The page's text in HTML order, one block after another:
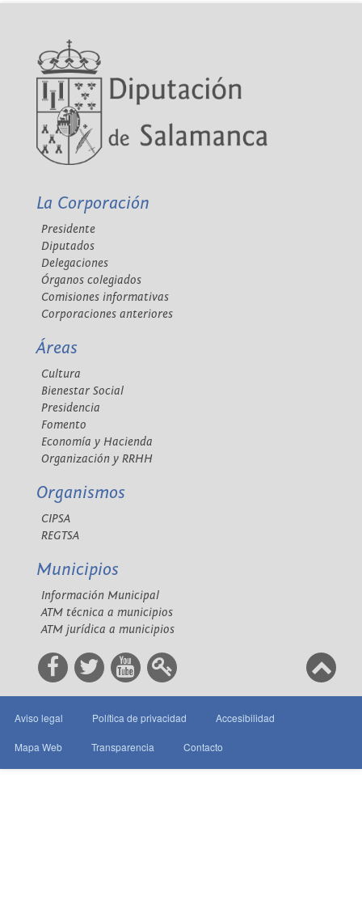
La Corporación
Presidente
Diputados
Delegaciones
Órganos colegiados
Comisiones informativas
Corporaciones anteriores
Áreas
Cultura
Bienestar Social
Presidencia
Fomento
Economía y Hacienda
Organización y RRHH
Organismos
CIPSA
REGTSA
Municipios
Información Municipal
ATM técnica a municipios
ATM jurídica a municipios
Aviso legal Política de privacidad Accesibilidad
Mapa Web Transparencia Contacto